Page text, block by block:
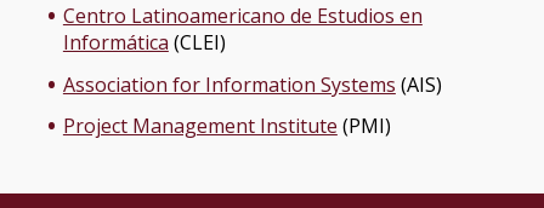
Centro Latinoamericano de Estudios en
Informática (CLEI)
Association for Information Systems (AIS)
Project Management Institute (PMI)